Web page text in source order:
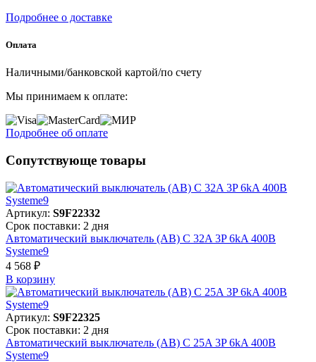
Подробнее о доставке
Оплата
Наличными/банковской картой/по счету
Мы принимаем к оплате:
Подробнее об оплате
Сопутствующе товары
Артикул: S9F22332
Срок поставки: 2 дня
Автоматический выключатель (АВ) C 32A 3P 6kA 400В
Systeme9
4 568 ₽
В корзинy
Артикул: S9F22325
Срок поставки: 2 дня
Автоматический выключатель (АВ) C 25A 3P 6kA 400В
Systeme9